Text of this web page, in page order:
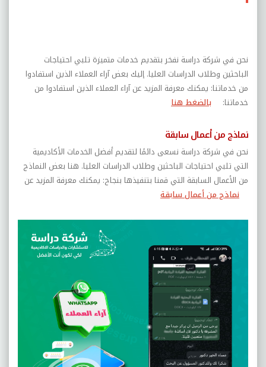
نحن في شركة دراسة نفخر بتقديم خدمات متميزة تلبي احتياجات
الباحثين وطلاب الدراسات العليا. إليك بعض آراء العملاء الذين استفادوا
من خدماتنا: يمكنك معرفة المزيد عن آراء العملاء الذين استفادوا من
خدماتنا: بالضغط هنا
نماذج من أعمال سابقة
نحن في شركة دراسة نسعى دائمًا لتقديم أفضل الخدمات الأكاديمية
التي تلبي احتياجات الباحثين وطلاب الدراسات العليا. هنا بعض النماذج
من الأعمال السابقة التي قمنا بتنفيذها بنجاح: يمكنك معرفة المزيد عن
نماذج من أعمال سابقة